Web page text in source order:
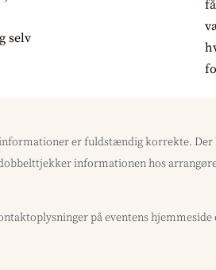
er fuldstændig korrekte.
informationen hos
på eventens hjemmeside